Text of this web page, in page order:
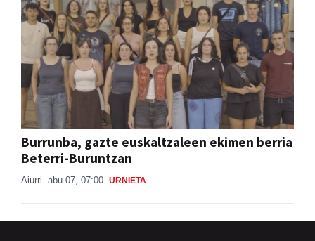
Burrunba, gazte euskaltzaleen ekimen berria
Beterri-Buruntzan
Aiurri abu 07, 07:00 URNIETA